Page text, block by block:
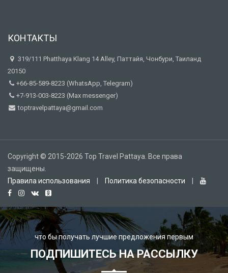
КОНТАКТЫ
319/111 Phatthaya Klang 14 Alley, Паттайя, Чонбури, Таиланд
20150
+66-85-589-8223 (WhatsApp, Telegram)
+7-913-003-8223 (Max messenger)
toptravelpattaya@gmail.com
Copyright © 2015-2026 Top Travel Pattaya. Все права
защищены.
Правила использования
Политика безопасности
что бы получать лучшие предложения первым
ПОДПИШИТЕСЬ НА РАССЫЛКУ